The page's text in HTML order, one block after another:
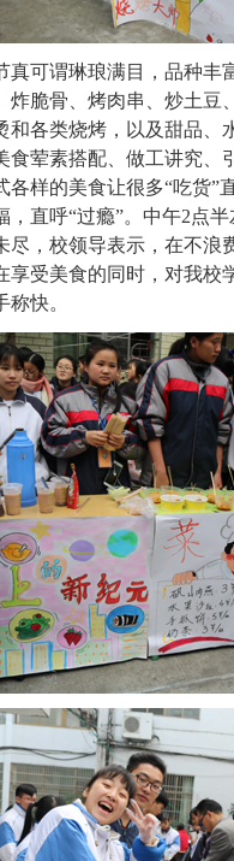
可谓琳琅满目，品种丰
炸脆骨、烤肉串、炒土豆
和各类烧烤，以及甜品、
食荤素搭配、做工讲究、
各样的美食让很多“吃货”
，直呼“过瘾”。中午2点
尽，校领导表示，在不浪
享受美食的同时，对我校
快。